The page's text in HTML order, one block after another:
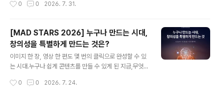
세워,기술의 유용성은 인정하되 아이디어와 기획의 주도권
드가 다뤄야 할 주제의 무게도 함께 커졌습니다. 관심이 커
하는 진정성이 동시에 요구됩니다.​과장된 메시지는 오해를
부르고,너무 조심스러운 접근은 전달력을 잃기 쉬워'그 사
이에서 균형을 찾는 일'은 헬스 크리에이티브가 오랜 시간
마주해온 숙제였습니다. MAD STARS 2026은 이러한
을 새롭게 신설했습니다. "처방전 대신 크리에이티브!"라는
0 0 2026. 7. 31.
[MAD STARS 2026] 누구나 만드는 시대,
창의성을 특별하게 만드는 것은?
이미지 한 장, 영상 한 편도 몇 번의 클릭으로 완성할 수 있
는 시대.누구나 쉽게 콘텐츠를 만들 수 있게 된 지금,무엇이
턱은 낮아졌지만, 무엇을 만들고 왜 만들어야 하는지를 결
0 0 2026. 7. 24.